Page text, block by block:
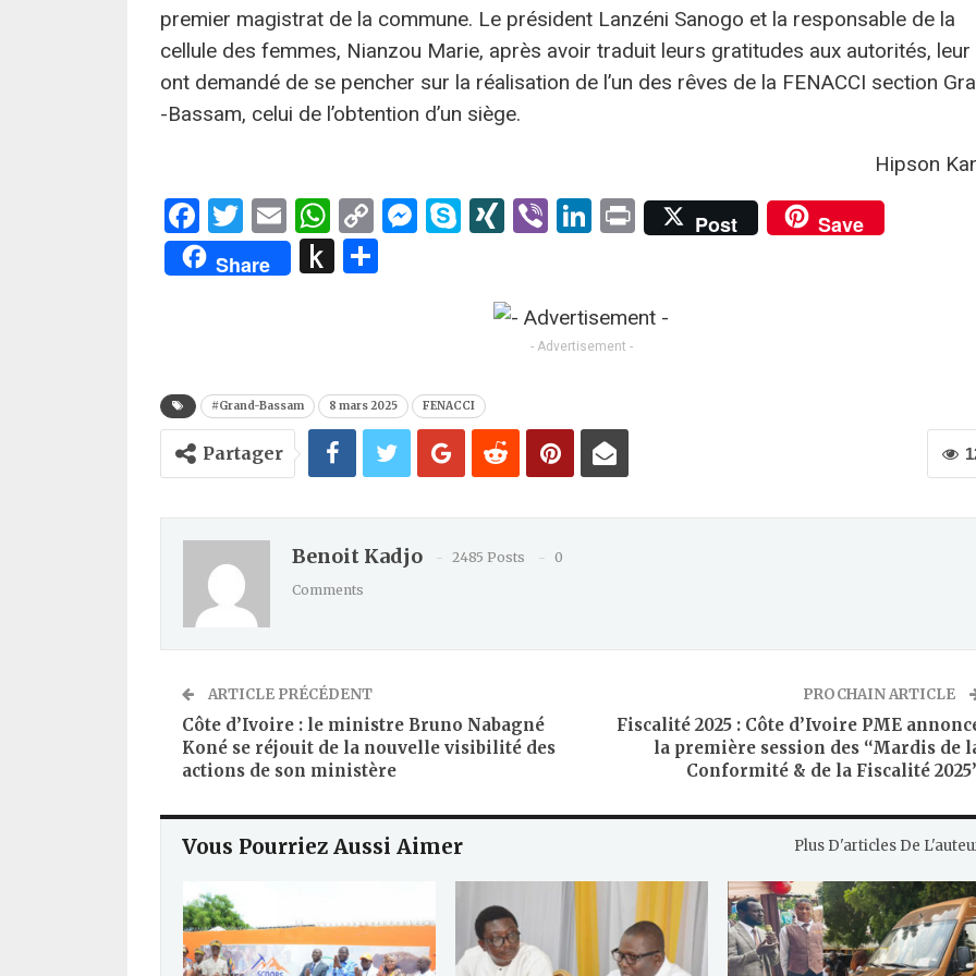
premier magistrat de la commune. Le président Lanzéni Sanogo et la responsable de la
cellule des femmes, Nianzou Marie, après avoir traduit leurs gratitudes aux autorités, leur
ont demandé de se pencher sur la réalisation de l’un des rêves de la FENACCI section
-Bassam, celui de l’obtention d’un siège.
Hipson
Facebook
Twitter
EmailWhatsApp
Copy
Link
Messenger
SkypeXINGViberLinkedIn
PrintPost
Save
Share
Push
- Advertisement -
#Grand-Bassam 8 mars 2025 FENACCI
Partager
Benoit Kadjo 2485 Posts
0
Comments
ARTICLE PRÉCÉDENT
Côte d’Ivoire : le ministre Bruno Nabagné
Koné se réjouit de la nouvelle visibilité des
actions de son ministère
PROCHAIN ARTICLE
Fiscalité 2025 : Côte d’Ivoire PME
la première session des ‘‘Mardis de
Conformité & de la Fiscalité
Vous Pourriez Aussi Aimer Plus D'articles De